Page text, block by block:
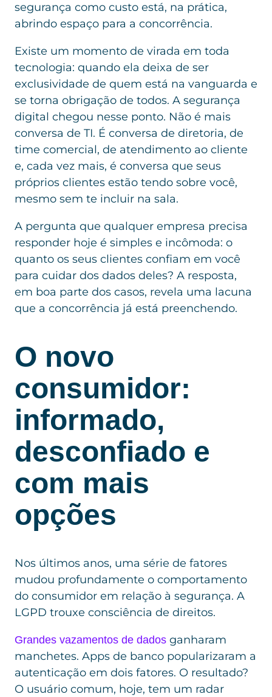
segurança como custo está, na prática,
abrindo espaço para a concorrência.
Existe um momento de virada em toda
tecnologia: quando ela deixa de ser
exclusividade de quem está na vanguarda e
se torna obrigação de todos. A segurança
digital chegou nesse ponto. Não é mais
conversa de TI. É conversa de diretoria, de
time comercial, de atendimento ao cliente
e, cada vez mais, é conversa que seus
próprios clientes estão tendo sobre você,
mesmo sem te incluir na sala.
A pergunta que qualquer empresa precisa
responder hoje é simples e incômoda: o
quanto os seus clientes confiam em você
para cuidar dos dados deles? A resposta,
em boa parte dos casos, revela uma lacuna
que a concorrência já está preenchendo.
O novo
consumidor:
informado,
desconfiado e
com mais
opções
Nos últimos anos, uma série de fatores
mudou profundamente o comportamento
do consumidor em relação à segurança. A
LGPD trouxe consciência de direitos.
Grandes vazamentos de dados ganharam
manchetes. Apps de banco popularizaram a
autenticação em dois fatores. O resultado?
O usuário comum, hoje, tem um radar